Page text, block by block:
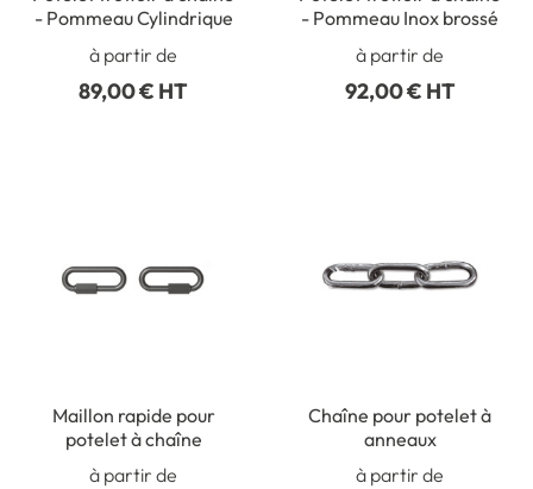
- Pommeau Cylindrique
à partir de
89,00 € HT
- Pommeau Inox brossé
à partir de
92,00 € HT
Maillon rapide pour
potelet à chaîne
à partir de
Chaîne pour potelet à
anneaux
à partir de